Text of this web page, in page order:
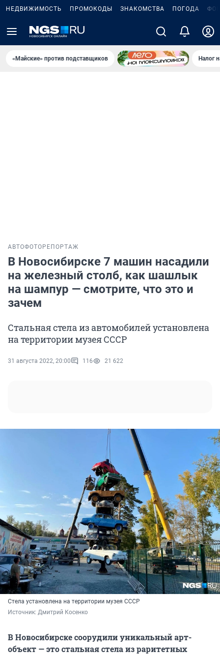
НЕДВИЖИМОСТЬ ПРОМОКОДЫ ЗНАКОМСТВА ПОГОДА
«Майские» против подставщиков Налог
АВТОФОТОРЕПОРТАЖ
В Новосибирске 7 машин насадили
на железный столб, как шашлык
на шампур — смотрите, что это и
зачем
Стальная стела из автомобилей установлена
на территории музея СССР
31 августа 2022, 20:00 116 21 622
Стела установлена на территории музея СССР
Источник: Дмитрий Косенко
В Новосибирске соорудили уникальный арт-
объект — это стальная стела из раритетных